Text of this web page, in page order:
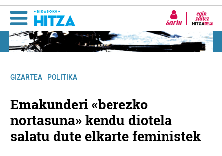
Sartu
GIZARTEA POLITIKA
Emakunderi «berezko
nortasuna» kendu diotela
salatu dute elkarte feministek